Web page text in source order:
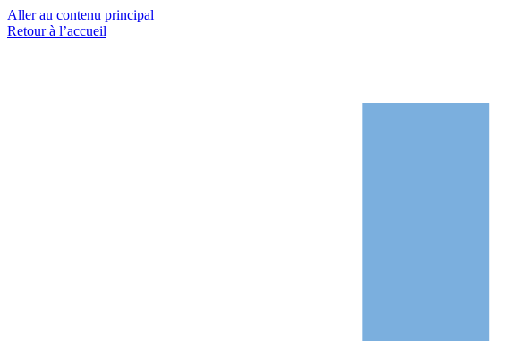
Aller au contenu principal
Retour à l’accueil